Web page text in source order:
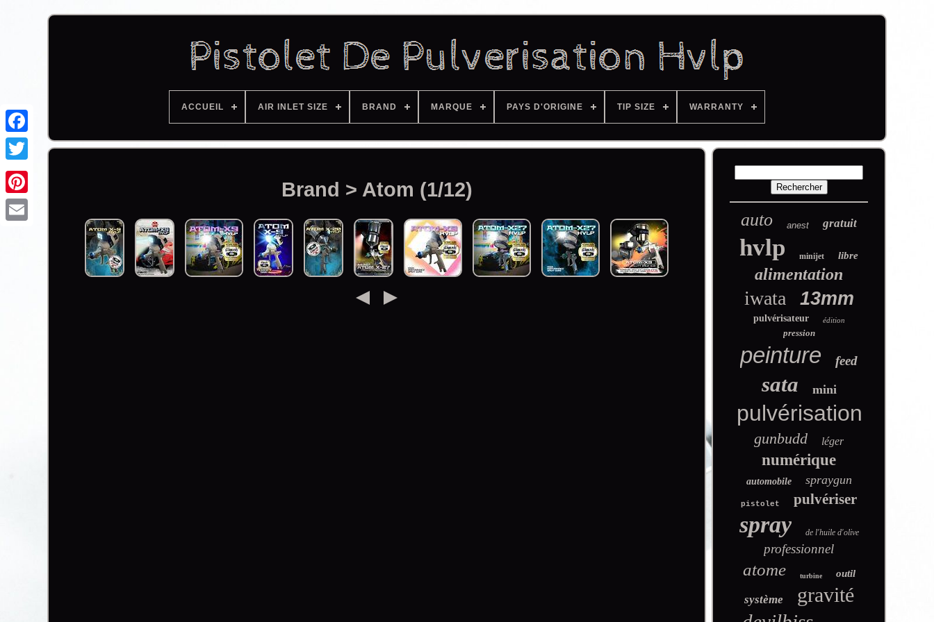
Facebook
ACCUEIL AIR INLET SIZE BRAND MARQUE PAYS D'ORIGINE TIP SIZE WARRANTY
Brand > Atom (1/12)
auto anest gratuit
hvlp minijet libre
alimentation
iwata 13mm
pulvérisateur édition
pression
peinture feed
sata mini
pulvérisation
gunbudd léger
numérique
automobile spraygun
pistolet pulvériser
spray de l'huile d'olive
professionnel
atome turbine outil
système gravité